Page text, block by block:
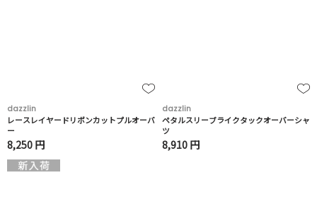
dazzlin
レースレイヤードリボンカットプルオーバ
ー
8,250 円
dazzlin
ペタルスリーブライクタックオーバーシャ
ツ
8,910 円